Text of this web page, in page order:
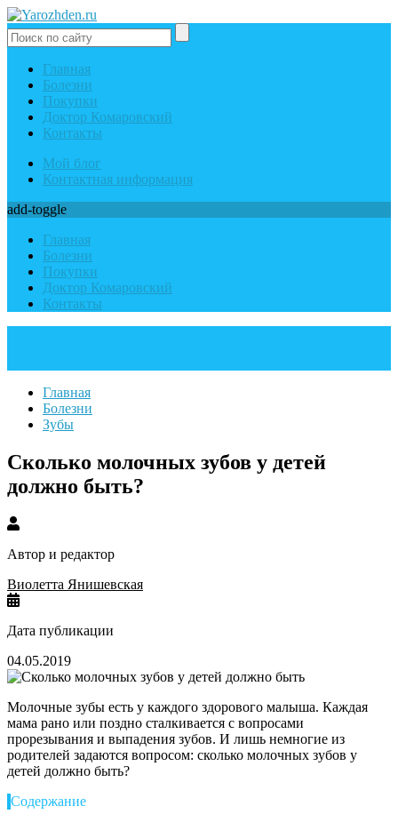
Главная
Болезни
Покупки
Доктор Комаровский
Контакты
Мой блог
Контактная информация
add-toggle
Главная
Болезни
Покупки
Доктор Комаровский
Контакты
Главная
Болезни
Зубы
Cколько молочных зубов у детей
должно быть?
Автор и редактор
Виолетта Янишевская
Дата публикации
04.05.2019
Молочные зубы есть у каждого здорового малыша. Каждая
мама рано или поздно сталкивается с вопросами
прорезывания и выпадения зубов. И лишь немногие из
родителей задаются вопросом: сколько молочных зубов у
детей должно быть?
Содержание